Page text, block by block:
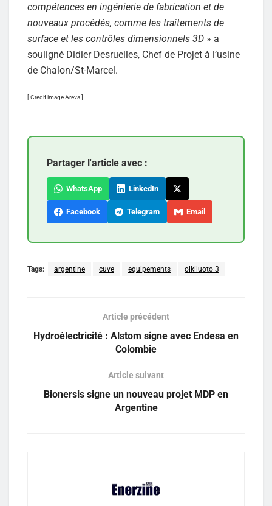
compétences en ingénierie de fabrication et de
nouveaux procédés, comme les traitements de
surface et les contrôles dimensionnels 3D » a
souligné Didier Desruelles, Chef de Projet à l’usine
de Chalon/St-Marcel.
[ Credit image Areva ]
Partager l'article avec :
WhatsApp LinkedIn
Facebook Telegram Email
Tags: argentine cuve equipements olkiluoto 3
Article précédent
Hydroélectricité : Alstom signe avec Endesa en
Colombie
Article suivant
Bionersis signe un nouveau projet MDP en
Argentine